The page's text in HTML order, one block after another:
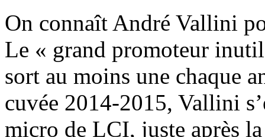
On connaît André Vallini
Le « grand promoteur
sort au moins une chaque
cuvée 2014-2015, Vallini
micro de LCI, juste après